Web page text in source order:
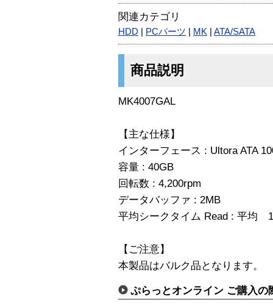
関連カテゴリ
HDD PCパーツ MK ATA/SATA
商品説明
MK4007GAL
【主な仕様】
インターフェース : Ultora ATA
容量 : 40GB
回転数 : 4,200rpm
データバッファ : 2MB
平均シークタイム Read : 平均
【ご注意】
本製品はバルク品となります。
ぷらっとオンライン ご購入の